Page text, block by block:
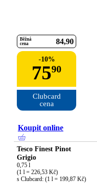
Běžná
cena
84 90
-10%
7590
Clubcard
cena
Koupit online
Tesco Finest Pinot
Grigio
0,75 l
(1 l = 226,53 Kč)
s Clubcard: (1 l = 199,87 Kč)